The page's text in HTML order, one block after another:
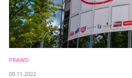
PRAWO
09.11.2022